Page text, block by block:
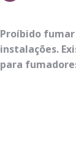
Proíbido
instalações.
para